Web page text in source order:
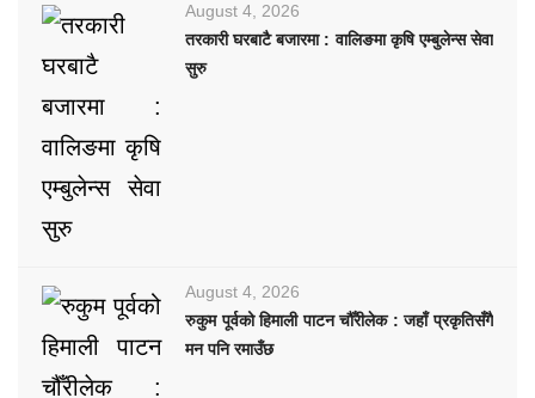
August 4, 2026
तरकारी घरबाटै बजारमा : वालिङमा कृषि एम्बुलेन्स सेवा
सुरु
August 4, 2026
रुकुम पूर्वको हिमाली पाटन चौँरीलेक : जहाँ प्रकृतिसँगै
मन पनि रमाउँछ